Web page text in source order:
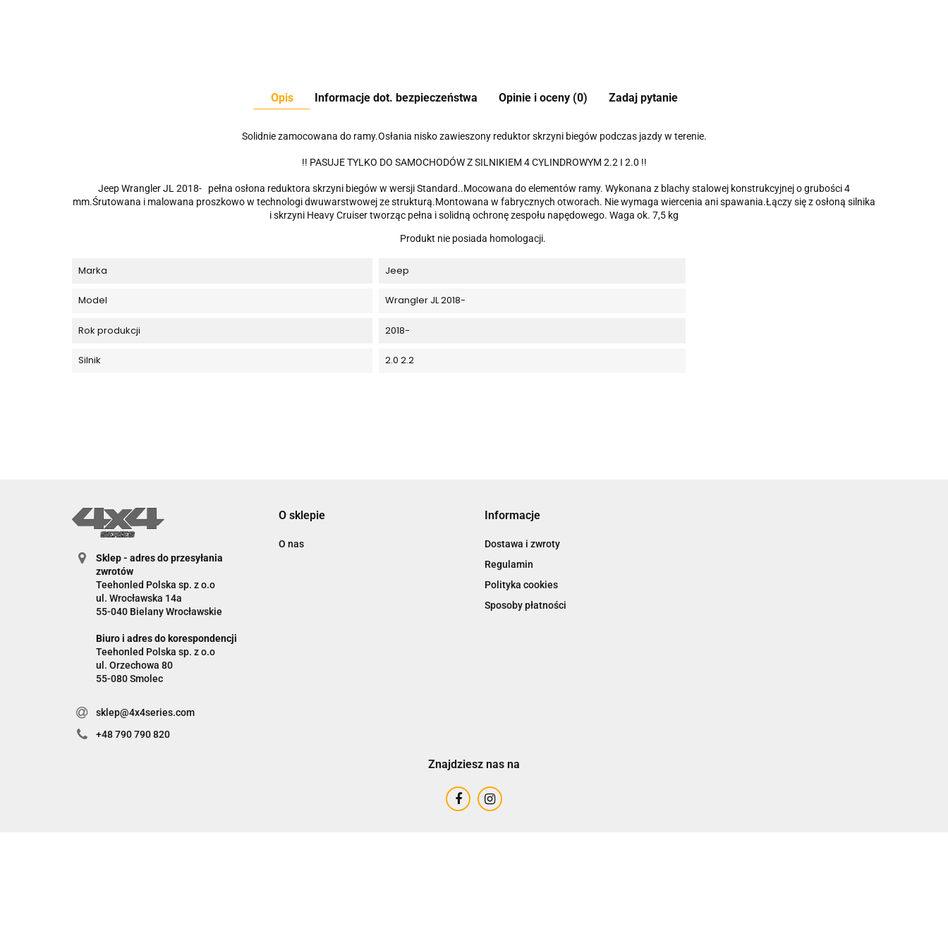
Opis Informacje dot. bezpieczeństwa Opinie i oceny (0) Zadaj pytanie
Solidnie zamocowana do ramy.Osłania nisko zawieszony reduktor skrzyni biegów podczas jazdy w terenie.
!! PASUJE TYLKO DO SAMOCHODÓW Z SILNIKIEM 4 CYLINDROWYM 2.2 I 2.0 !!
Jeep Wrangler JL 2018- pełna osłona reduktora skrzyni biegów w wersji Standard..Mocowana do elementów ramy. Wykonana z blachy stalowej konstrukcyjnej o grubości 4
mm.Śrutowana i malowana proszkowo w technologi dwuwarstwowej ze strukturą.Montowana w fabrycznych otworach. Nie wymaga wiercenia ani spawania.Łączy się z osłoną silnika
i skrzyni Heavy Cruiser tworząc pełna i solidną ochronę zespołu napędowego. Waga ok. 7,5 kg
Produkt nie posiada homologacji.
Marka Jeep
Model Wrangler JL 2018-
Rok produkcji 2018-
Silnik 2.0 2.2
Sklep - adres do przesyłania
zwrotów
Teehonled Polska sp. z o.o
ul. Wrocławska 14a
55-040 Bielany Wrocławskie
Biuro i adres do korespondencji
Teehonled Polska sp. z o.o
ul. Orzechowa 80
55-080 Smolec
sklep@4x4series.com
+48 790 790 820
O sklepie
O nas
Informacje
Dostawa i zwroty
Regulamin
Polityka cookies
Sposoby płatności
Znajdziesz nas na